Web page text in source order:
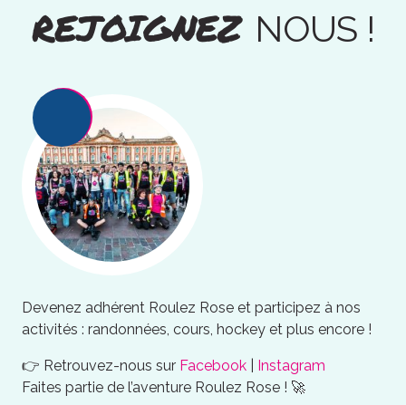
REJOIGNEZ NOUS !
Devenez adhérent Roulez Rose et participez à nos
activités : randonnées, cours, hockey et plus encore !
👉 Retrouvez-nous sur Facebook
Instagram
Faites partie de l’aventure Roulez Rose ! 🚀